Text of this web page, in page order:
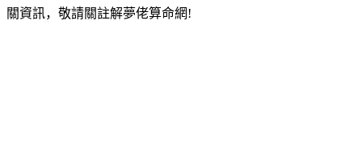
關資訊，敬請關註解夢佬算命網!